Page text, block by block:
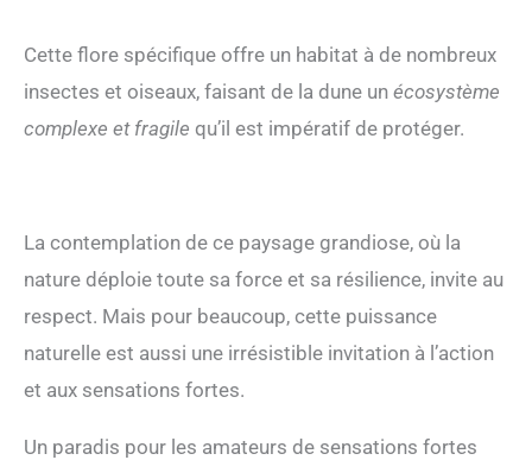
Cette flore spécifique offre un habitat à de nombreux
insectes et oiseaux, faisant de la dune un écosystème
complexe et fragile qu’il est impératif de protéger.
La contemplation de ce paysage grandiose, où la
nature déploie toute sa force et sa résilience, invite au
respect. Mais pour beaucoup, cette puissance
naturelle est aussi une irrésistible invitation à l’action
et aux sensations fortes.
Un paradis pour les amateurs de sensations fortes